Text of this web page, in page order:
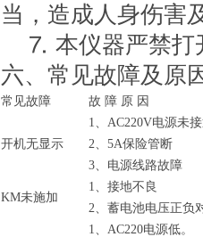
当，造成人身伤害
⒎ 本仪器严禁打
六、常见故障及原
常见故障 故 障 原 因
开机无显示
1、AC220V电源未
2、5A保险管断
3、电源线路故障
KM未施加
1、接地不良
2、蓄电池电压正负
1、AC220电源低。